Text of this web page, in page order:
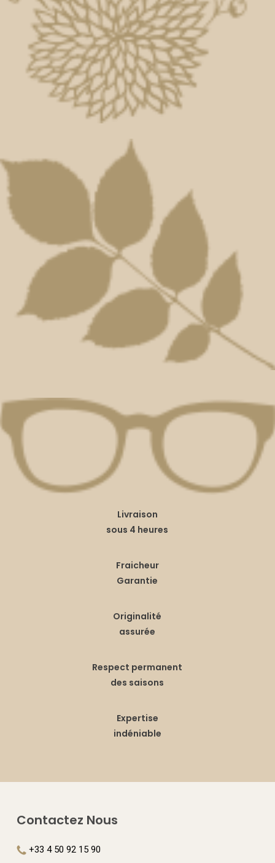
Livraison
sous 4 heures
Fraicheur
Garantie
Originalité
assurée
Respect permanent
des saisons
Expertise
indéniable
Contactez Nous
+33 4 50 92 15 90